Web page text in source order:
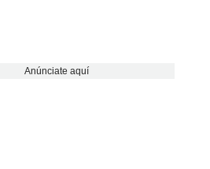
Anúnciate aquí